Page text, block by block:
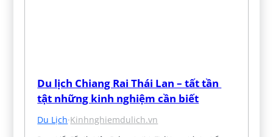
Du lịch Chiang Rai Thái Lan – tất tần
tật những kinh nghiệm cần biết
Du Lịch·Kinhnghiemdulich.vn